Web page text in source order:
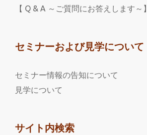
【 Q & A ～ご質問にお答えします～】
セミナーおよび見学について
セミナー情報の告知について
見学について
サイト内検索